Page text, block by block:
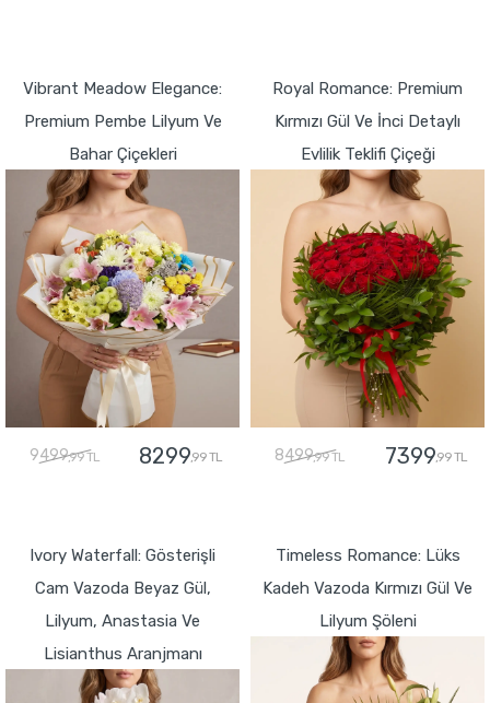
Vibrant Meadow Elegance:
Premium Pembe Lilyum Ve
Bahar Çiçekleri
9499,99 TL 8299,99 TL
Royal Romance: Premium
Kırmızı Gül Ve İnci Detaylı
Evlilik Teklifi Çiçeği
8499,99 TL 7399,99 TL
Ivory Waterfall: Gösterişli
Cam Vazoda Beyaz Gül,
Lilyum, Anastasia Ve
Lisianthus Aranjmanı
Timeless Romance: Lüks
Kadeh Vazoda Kırmızı Gül Ve
Lilyum Şöleni